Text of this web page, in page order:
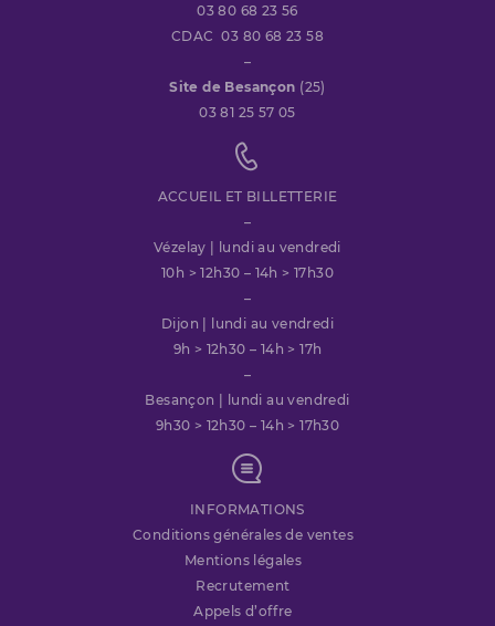
03 80 68 23 56
CDAC 03 80 68 23 58
–
Site de Besançon (25)
03 81 25 57 05
ACCUEIL ET BILLETTERIE
–
Vézelay | lundi au vendredi
10h > 12h30 – 14h > 17h30
–
Dijon | lundi au vendredi
9h > 12h30 – 14h > 17h
–
Besançon | lundi au vendredi
9h30 > 12h30 – 14h > 17h30
INFORMATIONS
Conditions générales de ventes
Mentions légales
Recrutement
Appels d’offre